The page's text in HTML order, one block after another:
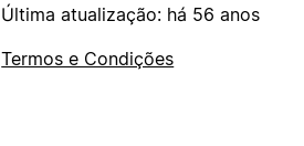
Última atualização: há 56 anos
Termos e Condições